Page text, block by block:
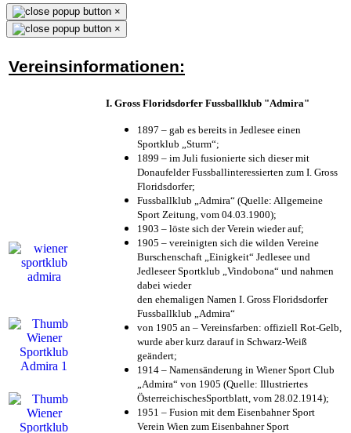
×
×
Vereinsinformationen:
I. Gross Floridsdorfer Fussballklub "Admira"
1897 – gab es bereits in Jedlesee einen
Sportklub „Sturm“;
1899 – im Juli fusionierte sich dieser mit
Donaufelder Fussballinteressierten zum I. Gross
Floridsdorfer;
Fussballklub „Admira“ (Quelle: Allgemeine
Sport Zeitung, vom 04.03.1900);
1903 – löste sich der Verein wieder auf;
1905 – vereinigten sich die wilden Vereine
Burschenschaft „Einigkeit“ Jedlesee und
Jedleseer Sportklub „Vindobona“ und nahmen
dabei wieder
den ehemaligen Namen I. Gross Floridsdorfer
Fussballklub „Admira“
von 1905 an – Vereinsfarben: offiziell Rot-Gelb,
wurde aber kurz darauf in Schwarz-Weiß
geändert;
1914 – Namensänderung in Wiener Sport Club
„Admira“ von 1905 (Quelle: Illustriertes
ÖsterreichischesSportblatt, vom 28.02.1914);
1951 – Fusion mit dem Eisenbahner Sport
Verein Wien zum Eisenbahner Sport